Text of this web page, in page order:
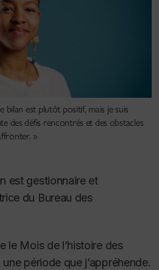
bilan est plutôt positif, mais je suis
des défis rencontrés et des obstacles
»
est gestionnaire et
du Bureau des
le Mois de l’histoire des
une période que j’appréhende.